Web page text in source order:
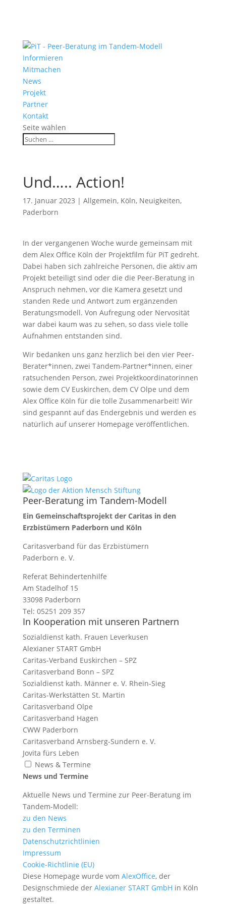
Informieren
Mitmachen
News
Projekt
Partner
Kontakt
Seite wählen
Und….. Action!
17. Januar 2023 | Allgemein, Köln, Neuigkeiten,
Paderborn
In der vergangenen Woche wurde gemeinsam mit
dem Alex Office Köln der Projektfilm für PiT gedreht.
Dabei haben sich zahlreiche Personen, die aktiv am
Projekt beteiligt sind oder die die Peer-Beratung in
Anspruch nehmen, vor die Kamera gesetzt und
standen Rede und Antwort zum ergänzenden
Beratungsmodell. Von Aufregung oder Nervosität
war dabei kaum was zu sehen, so dass viele tolle
Aufnahmen entstanden sind.
Wir bedanken uns ganz herzlich bei den vier Peer-
Berater*innen, zwei Tandem-Partner*innen, einer
ratsuchenden Person, zwei Projektkoordinatorinnen
sowie dem CV Euskirchen, dem CV Olpe und dem
Alex Office Köln für die tolle Zusammenarbeit! Wir
sind gespannt auf das Endergebnis und werden es
natürlich auf unserer Homepage veröffentlichen.
Peer-Beratung im Tandem-Modell
Ein Gemeinschaftsprojekt der Caritas in den
Erzbistümern Paderborn und Köln
Caritasverband für das Erzbistümern
Paderborn e. V.
Referat Behindertenhilfe
Am Stadelhof 15
33098 Paderborn
Tel: 05251 209 357
In Kooperation mit unseren Partnern
Sozialdienst kath. Frauen Leverkusen
Alexianer START GmbH
Caritas-Verband Euskirchen – SPZ
Caritasverband Bonn – SPZ
Sozialdienst kath. Männer e. V. Rhein-Sieg
Caritas-Werkstätten St. Martin
Caritasverband Olpe
Caritasverband Hagen
CWW Paderborn
Caritasverband Arnsberg-Sundern e. V.
Jovita fürs Leben
News & Termine
News und Termine
Aktuelle News und Termine zur Peer-Beratung im
Tandem-Modell:
zu den News
zu den Terminen
Datenschutzrichtlinien
Impressum
Cookie-Richtlinie (EU)
Diese Homepage wurde vom AlexOffice, der
Designschmiede der Alexianer START GmbH in Köln
gestaltet.